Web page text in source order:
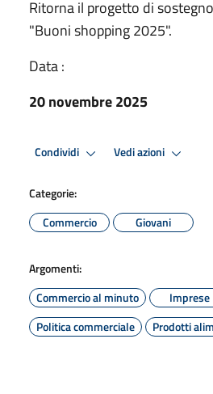
Ritorna il progetto di
"Buoni shopping 2025".
Data :
20 novembre 2025
Condividi Vedi azioni
Categorie:
Commercio
Giovani
Argomenti:
Commercio al minuto
Imprese
Politica commerciale
Prodotti